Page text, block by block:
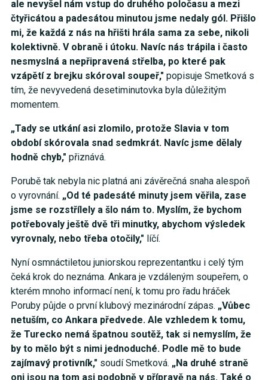
ale nevyšel nám vstup do druhého poločasu a mezi
čtyřicátou a padesátou minutou jsme nedaly gól. Přišlo
mi, že každá z nás na hřišti hrála sama za sebe, nikoli
kolektivně. V obraně i útoku. Navíc nás trápila i často
nesmyslná a nepřipravená střelba, po které pak
vzápětí z brejku skóroval soupeř," popisuje Smetková s
tím, že nevyvedená desetiminutovka byla důležitým
momentem.
„Tady se utkání asi zlomilo, protože Slavia v tom
období skórovala snad sedmkrát. Navíc jsme dělaly
hodně chyb," přiznává.
Porubě tak nebyla nic platná ani závěrečná snaha alespoň
o vyrovnání. „Od té padesáté minuty jsem věřila, zase
jsme se rozstřílely a šlo nám to. Myslím, že bychom
potřebovaly ještě dvě tři minutky, abychom výsledek
vyrovnaly, nebo třeba otočily," líčí.
Nyní osmnáctiletou juniorskou reprezentantku i celý tým
čeká krok do neznáma. Ankara je vzdáleným soupeřem, o
kterém mnoho informací není, k tomu pro řadu hráček
Poruby půjde o první klubový mezinárodní zápas. „Vůbec
netuším, co Ankara předvede. Ale vzhledem k tomu,
že Turecko nemá špatnou soutěž, tak si nemyslím, že
by to mělo být s nimi jednoduché. Podle mě to bude
zajímavý protivník," soudí Smetková. „Na druhé straně
oni jsou na tom asi podobně v přípravě na nás. Také o